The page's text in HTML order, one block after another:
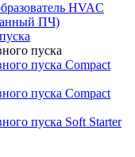
HVAC
ПЧ)
пуска
пуска Compact
пуска Compact
пуска Soft Starter